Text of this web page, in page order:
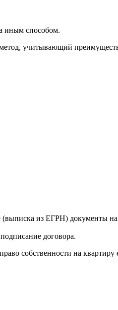
иным способом.
учитывающий
из ЕГРН) документы на
договора.
собственности на квартиру